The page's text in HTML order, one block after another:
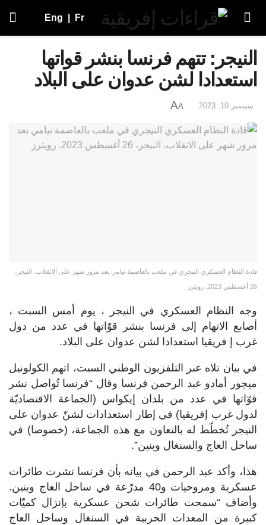
Eng Fr
النيجر: تتهم فرنسا بنشر قواتها
استعدادا لشن عدوان على البلاد
سبتمبر 10, 2023 A
A
قادة النظام العسكري النيجري في ملعب بالعاصمة نيامي بعد مرور شهر على الانقلاب، النيجر،
26 أغسطس 2023. رويترز
وجه النظام العسكري في النيجر ، يوم أمس السبت ،
أصابع الاتهام إلى فرنسا بنشر قوّاتها في عدد من دول
غرب إ فريقيا استعدادا لشن عدوان على البلاد.
في بيان تلاه عبر التلفزيون الوطني السبت، اتهم الكولونيل
ميجور أمادو عبد الرحمن فرنسا وقال “فرنسا تُواصل نشر
قوّاتها في عدد من بلدان إيكواس (الجماعة الاقتصاديّة
لدول غرب إفريقيا) في إطار استعدادات لشنّ عدوان على
النيجر تُخطّط له بالتعاون مع هذه الجماعة، (خصوصا) في
ساحل العاج والسنغال وبنين”.
هذا، وأكد عبد الرحمن في بيانه بأن فرنسا نشرت طائرات
عسكرية ومروحيات و40 مدرّعة في ساحل العاج وبنين.
وأضاف “سمحت طائرات شحن عسكرية بإنزال كميّات
كبيرة من المعدات الحربية في السنغال وساحل العاج